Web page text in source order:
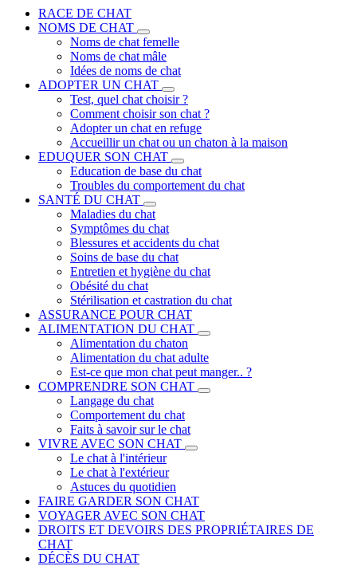
RACE DE CHAT
NOMS DE CHAT
Noms de chat femelle
Noms de chat mâle
Idées de noms de chat
ADOPTER UN CHAT
Test, quel chat choisir ?
Comment choisir son chat ?
Adopter un chat en refuge
Accueillir un chat ou un chaton à la maison
EDUQUER SON CHAT
Education de base du chat
Troubles du comportement du chat
SANTÉ DU CHAT
Maladies du chat
Symptômes du chat
Blessures et accidents du chat
Soins de base du chat
Entretien et hygiène du chat
Obésité du chat
Stérilisation et castration du chat
ASSURANCE POUR CHAT
ALIMENTATION DU CHAT
Alimentation du chaton
Alimentation du chat adulte
Est-ce que mon chat peut manger.. ?
COMPRENDRE SON CHAT
Langage du chat
Comportement du chat
Faits à savoir sur le chat
VIVRE AVEC SON CHAT
Le chat à l'intérieur
Le chat à l'extérieur
Astuces du quotidien
FAIRE GARDER SON CHAT
VOYAGER AVEC SON CHAT
DROITS ET DEVOIRS DES PROPRIÉTAIRES DE
CHAT
DÉCÈS DU CHAT